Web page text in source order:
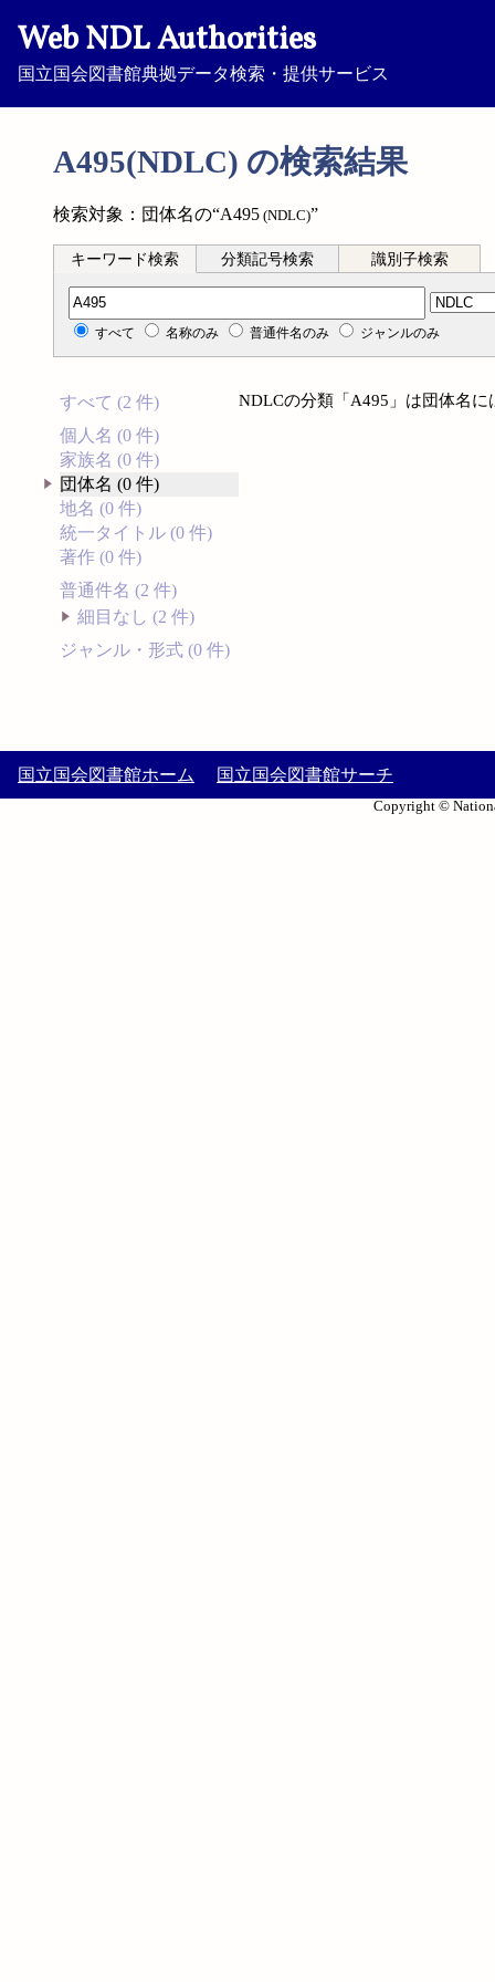
Web NDL Authorities
国立国会図書館典拠データ検索・提供サービス
A495(NDLC) の検索結果
検索対象：団体名の“A495 (NDLC)”
キーワード検索 分類記号検索 識別子検索
分類記号検索
すべて 名称のみ 普通件名のみ ジャンルのみ
すべて (2 件)
個人名 (0 件)
家族名 (0 件)
団体名 (0 件)
地名 (0 件)
統一タイトル (0 件)
著作 (0 件)
普通件名 (2 件)
細目なし (2 件)
ジャンル・形式 (0 件)
NDLCの分類「A495」は団体名
国立国会図書館ホーム 国立国会図書館サーチ
Copyright ©